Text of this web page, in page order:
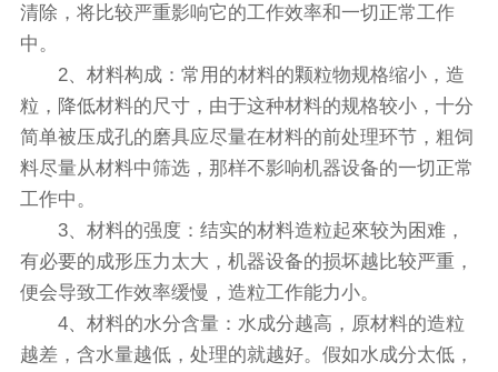
清除，将比较严重影响它的工作效率和一切正常工作
中。
2、材料构成：常用的材料的颗粒物规格缩小，造
粒，降低材料的尺寸，由于这种材料的规格较小，十分
简单被压成孔的磨具应尽量在材料的前处理环节，粗饲
料尽量从材料中筛选，那样不影响机器设备的一切正常
工作中。
3、材料的强度：结实的材料造粒起來较为困难，
有必要的成形压力太大，机器设备的损坏越比较严重，
便会导致工作效率缓慢，造粒工作能力小。
4、材料的水分含量：水成分越高，原材料的造粒
越差，含水量越低，处理的就越好。假如水成分太低，